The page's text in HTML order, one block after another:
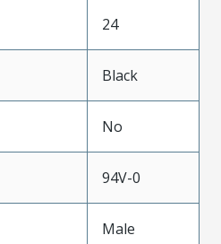
24
Black
No
94V-0
Male